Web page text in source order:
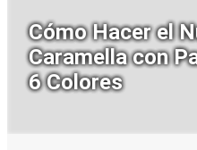
Cómo Hacer el
Caramella con
6 Colores